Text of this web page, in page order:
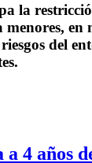
la
en
del
a 4 años